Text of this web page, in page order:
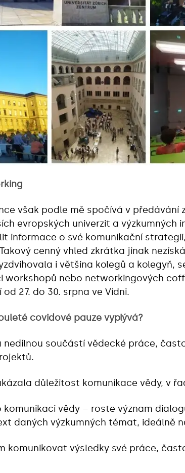
však podle mě spočívá v předávání
evropských univerzit a výzkumných
informace o své komunikační
cenný vhled zkrátka jinak
i většina kolegů a kolegyň,
workshopů nebo networkingových
27. do 30. srpna ve Vídni.
covidové pauze vyplývá?
nedílnou součástí vědecké práce,
důležitost komunikace vědy, v
komunikaci vědy – roste význam
daných výzkumných témat, ideálně
komunikovat výsledky své práce,